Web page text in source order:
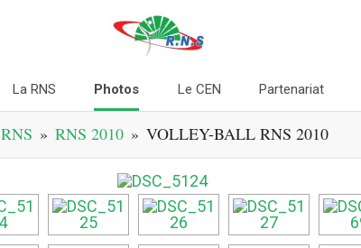
La RNS Photos Le CEN Partenariat
RNS » RNS 2010 » VOLLEY-BALL RNS 2010